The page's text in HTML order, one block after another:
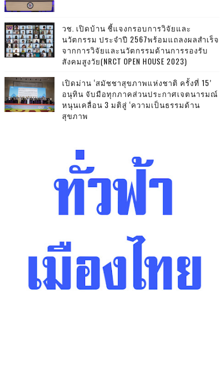
วช. เปิดบ้าน ชี้แจงกรอบการวิจัยและ
นวัตกรรม ประจำปี 2567พร้อมแถลงผลสำเร็จ
จากการวิจัยและนวัตกรรมด้านการรองรับ
สังคมสูงวัย(NRCT OPEN HOUSE 2023)
เปิดม่าน ‘สมัชชาสุขภาพแห่งชาติ ครั้งที่ 15’
อนุทิน จับมือทุกภาคส่วนประกาศเจตนารมณ์
หนุนเคลื่อน 3 มติสู่ ‘ความเป็นธรรมด้าน
สุขภาพ